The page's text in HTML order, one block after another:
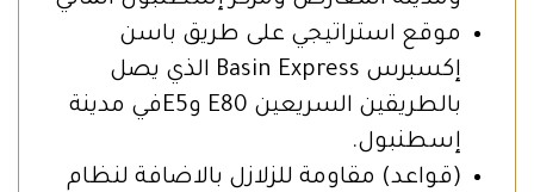
موقع استراتيجي على طريق باسن
إكسبرس Basin Express الذي يصل
بالطريقين السريعين E80 وE5في مدينة
إسطنبول.
(قواعد) مقاومة للزلازل بالاضافة لنظام